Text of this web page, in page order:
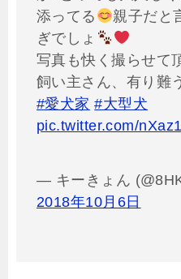
添ってる
親子だと
ぎでしょ
写真も快く撮らせて
飼い主さん、有り難
#愛犬家 #大型犬
pic.twitter.com/
— キーきょん
2018年10月6日